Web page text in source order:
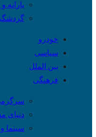
یارانه
خودرو
سیاسی
بین الملل
فرهنگی
دنیای
سینما